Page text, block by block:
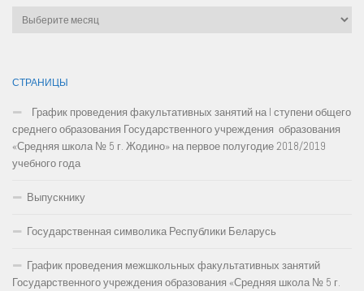
Архивы
СТРАНИЦЫ
График проведения факультативных занятий на I ступени общего
среднего образования Государственного учреждения образования
«Средняя школа № 5 г. Жодино» на первое полугодие 2018/2019
учебного года
Выпускнику
Государственная символика Республики Беларусь
График проведения межшкольных факультативных занятий
Государственного учреждения образования «Средняя школа № 5 г.